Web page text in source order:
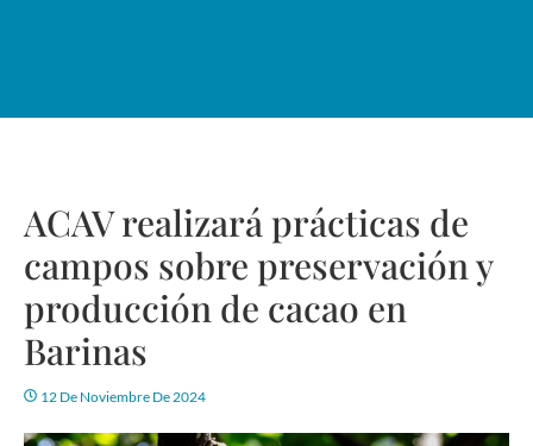
ACAV realizará prácticas de
campos sobre preservación y
producción de cacao en
Barinas
12 De Noviembre De 2024